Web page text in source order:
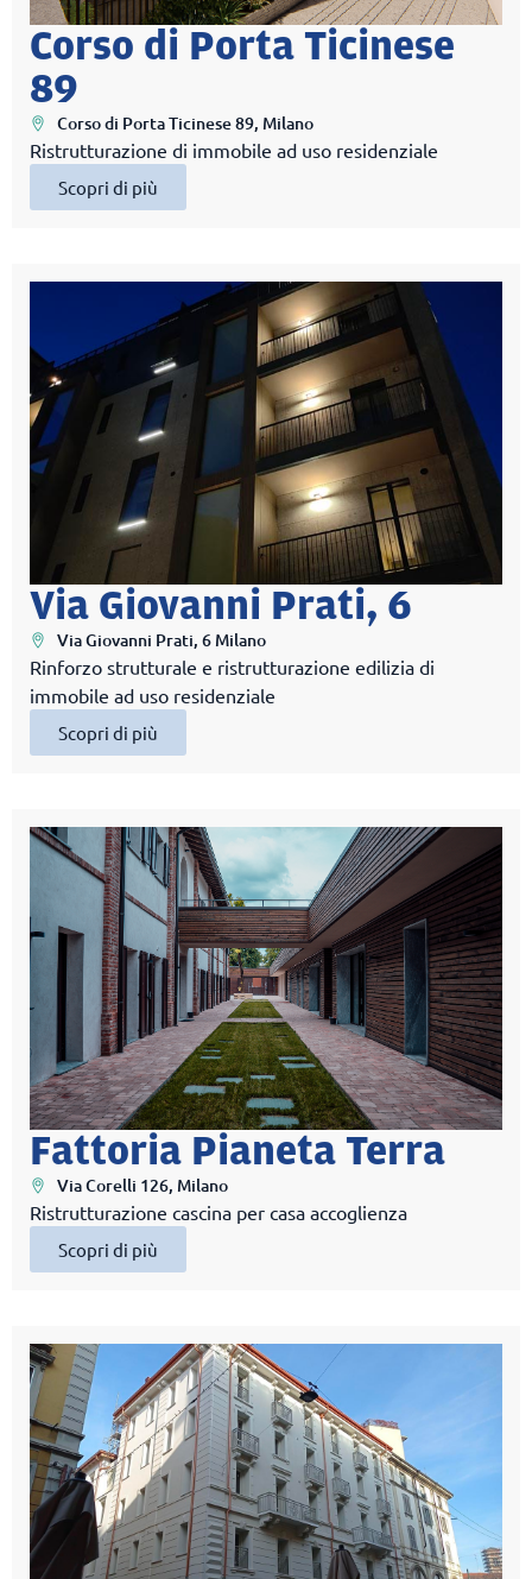
Corso di Porta Ticinese
89
Corso di Porta Ticinese 89, Milano
Ristrutturazione di immobile ad uso residenziale
Scopri di più
Via Giovanni Prati, 6
Via Giovanni Prati, 6 Milano
Rinforzo strutturale e ristrutturazione edilizia di
immobile ad uso residenziale
Scopri di più
Fattoria Pianeta Terra
Via Corelli 126, Milano
Ristrutturazione cascina per casa accoglienza
Scopri di più